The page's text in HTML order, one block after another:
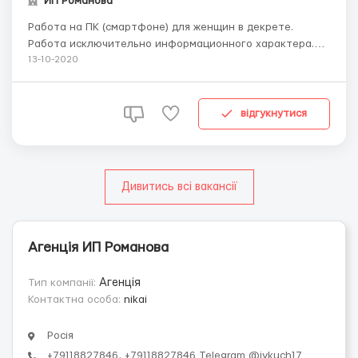
Работа на ПК (смартфоне) для женщин в декрете.
Работа исключительно информационного характера.
Для работы вам понадобится стабильный доступ к сети
гарантирована. Трудоустройство по договору.Запись на
13-10-2020
відгукнутися
Дивитись всі вакансії
Агенція ИП Романова
Тип компанії: Агенція
Контактна особа: nikai
Росія